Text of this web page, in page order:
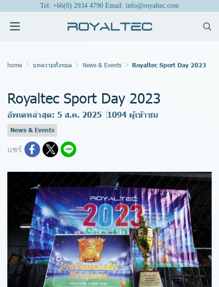
Tel: +66(0) 2934 4790 Email: info@royaltec.com
home บทความทั้งหมด News & Events Royaltec Sport Day 2023
Royaltec Sport Day 2023
อัพเดทล่าสุด: 5 ส.ค. 2025 1094 ผู้เข้าชม
News & Events
แชร์